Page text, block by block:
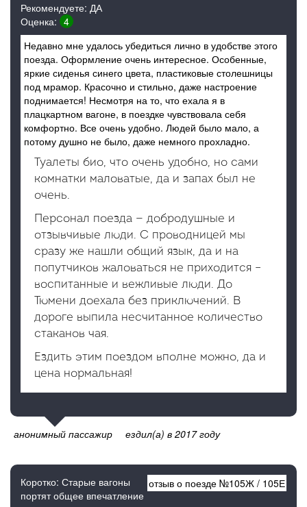
Рекомендуете: ДА
Оценка: 4
Недавно мне удалось убедиться лично в удобстве этого
поезда. Оформление очень интересное. Особенные,
яркие сиденья синего цвета, пластиковые столешницы
под мрамор. Красочно и стильно, даже настроение
поднимается! Несмотря на то, что ехала я в
плацкартном вагоне, в поездке чувствовала себя
комфортно. Все очень удобно. Людей было мало, а
потому душно не было, даже немного прохладно.
Туалеты био, что очень удобно, но сами
комнатки маловатые, да и запах был не
очень.
Персонал поезда — добродушные и
отзывчивые люди. С проводницей мы
сразу же нашли общий язык, да и на
попутчиков жаловаться не приходится –
воспитанные и вежливые люди. До
Тюмени доехала без приключений. В
дороге выпила несчитанное количество
стаканов чая.
Ездить этим поездом вполне можно, да и
цена нормальная!
анонимный пассажир ездил(а) в 2017 году
отзыв о поезде №105Ж / 105Е
Коротко: Старые вагоны
портят общее впечатление